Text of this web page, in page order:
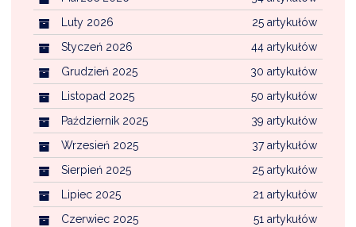
25 artykułów
Luty 2026
44 artykułów
Styczeń 2026
30 artykułów
Grudzień 2025
50 artykułów
Listopad 2025
39 artykułów
Październik 2025
37 artykułów
Wrzesień 2025
25 artykułów
Sierpień 2025
21 artykułów
Lipiec 2025
51 artykułów
Czerwiec 2025